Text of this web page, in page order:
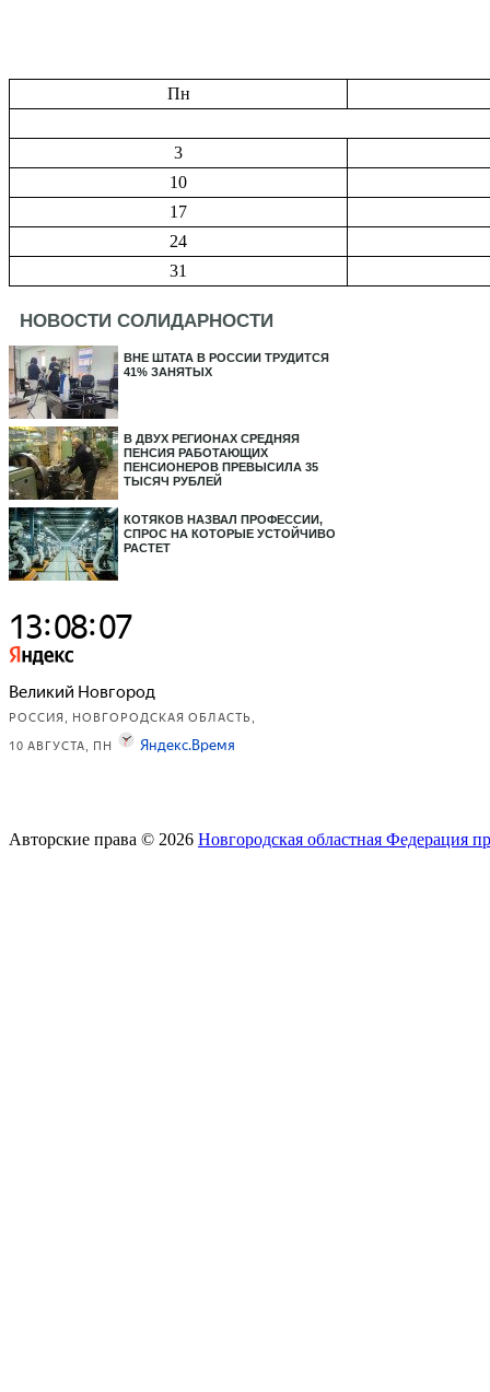
Пн
3
10
17
24
31
НОВОСТИ СОЛИДАРНОСТИ
ВНЕ ШТАТА В РОССИИ ТРУДИТСЯ
41% ЗАНЯТЫХ
В ДВУХ РЕГИОНАХ СРЕДНЯЯ
ПЕНСИЯ РАБОТАЮЩИХ
ПЕНСИОНЕРОВ ПРЕВЫСИЛА 35
ТЫСЯЧ РУБЛЕЙ
КОТЯКОВ НАЗВАЛ ПРОФЕССИИ,
СПРОС НА КОТОРЫЕ УСТОЙЧИВО
РАСТЕТ
Авторские права © 2026 Новгородская областная Федерация